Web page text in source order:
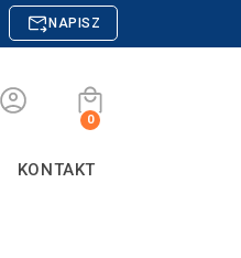
NAPISZ
0
KONTAKT